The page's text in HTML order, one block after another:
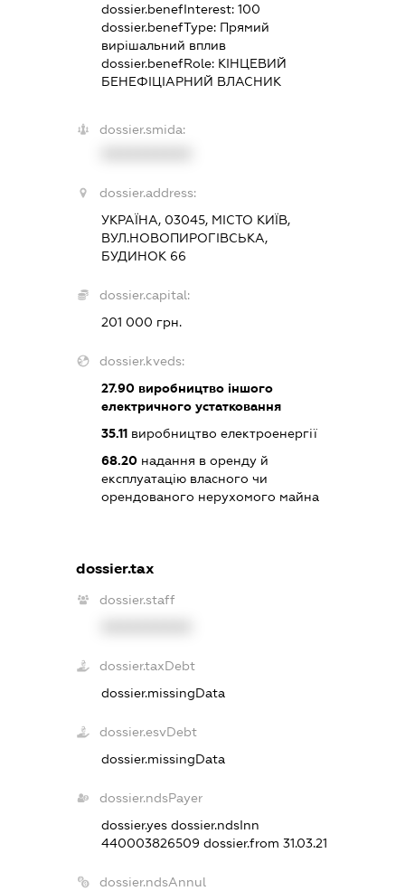
dossier.benefInterest: 100
dossier.benefType: Прямий
вирішальний вплив
dossier.benefRole: КІНЦЕВИЙ
БЕНЕФІЦІАРНИЙ ВЛАСНИК
dossier.smida:
dossier.address:
УКРАЇНА, 03045, МІСТО КИЇВ,
ВУЛ.НОВОПИРОГІВСЬКА,
БУДИНОК 66
dossier.capital:
201 000 грн.
dossier.kveds:
27.90виробництво іншого
електричного устатковання
35.11виробництво електроенергії
68.20надання в оренду й
експлуатацію власного чи
орендованого нерухомого майна
dossier.tax
dossier.staff
dossier.taxDebt
dossier.missingData
dossier.esvDebt
dossier.missingData
dossier.ndsPayer
dossier.yes dossier.ndsInn
440003826509 dossier.from 31.03.21
dossier.ndsAnnul